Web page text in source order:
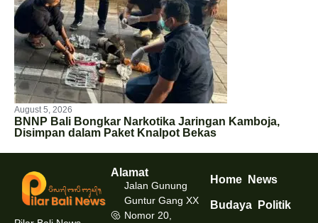
August 5, 2026
BNNP Bali Bongkar Narkotika Jaringan Kamboja,
Disimpan dalam Paket Knalpot Bekas
Alamat
Jalan Gunung
Guntur Gang XX
Nomor 20,
Home News
Budaya Politik